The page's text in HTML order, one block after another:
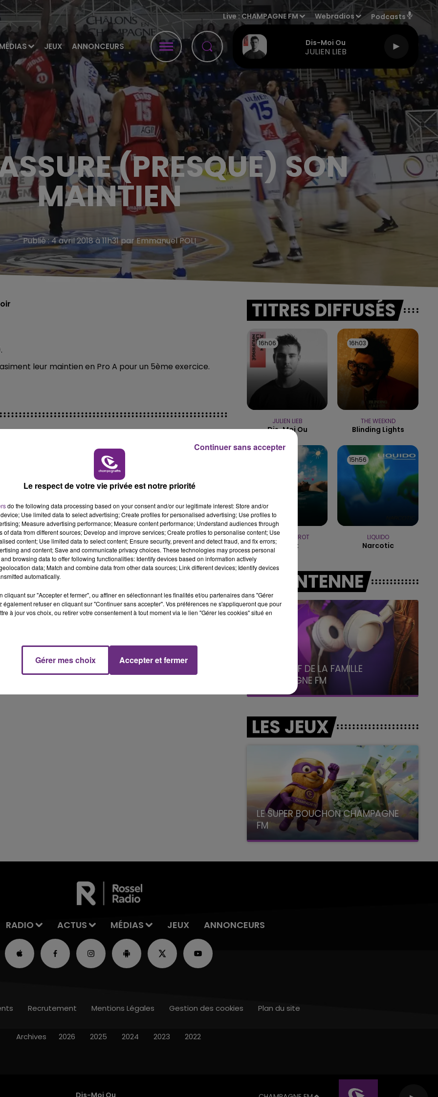
MÉDIAS JEUX ANNONCEURS
Live :CHAMPAGNE FM Webradios Podcasts
Dis-Moi Ou
JULIEN LIEB
LA POP MACHINE - CHAMPAGNE FM
19h15 - 20h00
LA RADIO POP
(PRESQUE) SON
MAINTIEN
Publié : 4 avril 2018 à 11h31 par Emmanuel POLI
leur maintien en Pro A pour un 5ème exercice.
LE MAGASIN JOUÉCLUB DE REIMS FERME
SES PORTES
C'était l'une des institutions du centre-ville
rémois. Le magasin JouéClub est contraint de
fermer ses portes.
TITRES DIFFUSÉS
16h06
16h06
JULIEN LIEB
Dis-Moi Ou
16h03
16h03
THE WEEKND
Blinding Lights
JEREMY FREROT
Frerot
15h56
15h56
LIQUIDO
Narcotic
A L'ANTENNE
5h00 - 6h00
LE BEST OF DE LA FAMILLE
La Famille
LES JEUX
LE SUPER BOUCHON CHAMPAGNE
FM
avec La Famille Champagne FM, à 8H10
RADIO ACTUS MÉDIAS JEUX ANNONCEURS
Dis-Moi Ou
Recrutement Mentions Légales Gestion des cookies Plan du site
Archives 2026 2025 2024 2023 2022
Le respect de votre vie privée est notre priorité
do the following data processing based on your consent and/or our legitimate interest: Store and/or
Use limited data to select advertising; Create profiles for personalised advertising; Use profiles to
Measure advertising performance; Measure content performance; Understand audiences through
of data from different sources; Develop and improve services; Create profiles to personalise content; Use
content; Use limited data to select content; Ensure security, prevent and detect fraud, and fix errors;
and content; Save and communicate privacy choices. These technologies may process personal
browsing data to offer following functionalities: Identify devices based on information actively
data; Match and combine data from other data sources; Link different devices; Identify devices
automatically.
cliquant sur "Accepter et fermer", ou affiner en sélectionnant les finalités et/ou partenaires dans "Gérer
également refuser en cliquant sur "Continuer sans accepter". Vos préférences ne s'appliqueront que pour
à jour vos choix, ou retirer votre consentement à tout moment via le lien "Gérer les cookies" situé en
Gérer mes choix Accepter et fermer
Continuer sans accepter